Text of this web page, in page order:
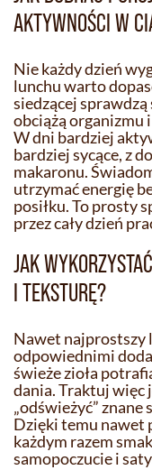
AKTYWNOŚCI W
Nie każdy dzień
lunchu warto
siedzącej
obciążą organizmu
W dni bardziej
bardziej sycące, z
makaronu.
utrzymać energię
posiłku. To prosty
przez cały dzień
JAK
I TEKSTURĘ?
Nawet najprostszy
odpowiednimi
świeże zioła
dania. Traktuj więc
„odświeżyć”
Dzięki temu nawet
każdym razem
samopoczucie i